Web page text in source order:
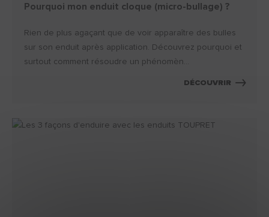
Pourquoi mon enduit cloque (micro-bullage) ?
Rien de plus agaçant que de voir apparaître des bulles
sur son enduit après application. Découvrez pourquoi et
surtout comment résoudre un phénomèn...
DÉCOUVRIR